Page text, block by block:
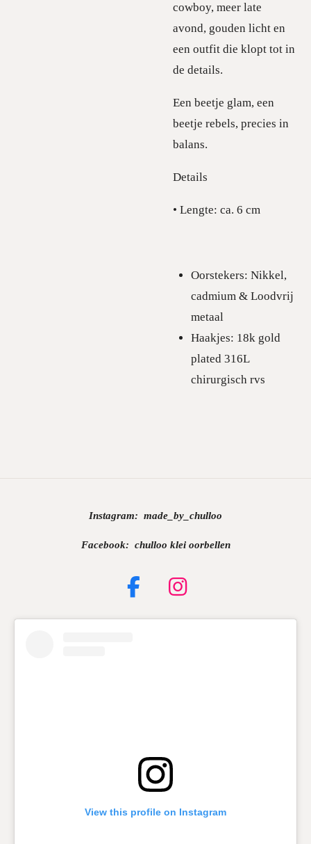
cowboy, meer late
avond, gouden licht en
een outfit die klopt tot in
de details.
Een beetje glam, een
beetje rebels, precies in
balans.
Details
• Lengte: ca. 6 cm
Oorstekers: Nikkel,
cadmium & Loodvrij
metaal
Haakjes: 18k gold
plated 316L
chirurgisch rvs
Instagram: made_by_chulloo
Facebook: chulloo klei oorbellen
F
a
I
n
View this profile on Instagram